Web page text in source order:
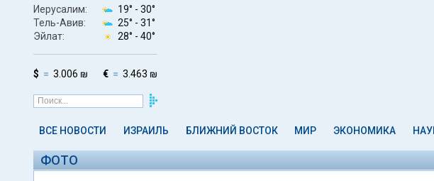
Иерусалим: 19° - 30°
Тель-Авив:
25° - 31°
Эйлат:
28° - 40°
$ 3.006 ₪ € 3.463 ₪
ВСЕ НОВОСТИ ИЗРАИЛЬ БЛИЖНИЙ ВОСТОК МИР ЭКОНОМИКА
ФОТО